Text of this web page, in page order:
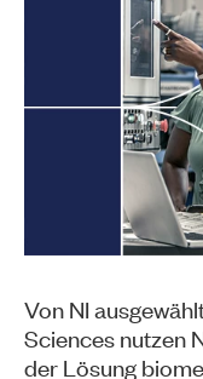
Von NI
Sciences nutzen
der Lösung